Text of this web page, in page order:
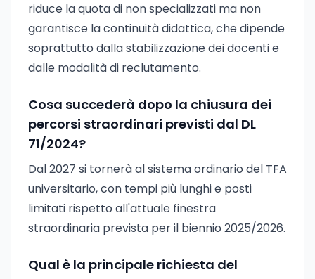
riduce la quota di non specializzati ma non
garantisce la continuità didattica, che dipende
soprattutto dalla stabilizzazione dei docenti e
dalle modalità di reclutamento.
Cosa succederà dopo la chiusura dei
percorsi straordinari previsti dal DL
71/2024?
Dal 2027 si tornerà al sistema ordinario del TFA
universitario, con tempi più lunghi e posti
limitati rispetto all'attuale finestra
straordinaria prevista per il biennio 2025/2026.
Qual è la principale richiesta del